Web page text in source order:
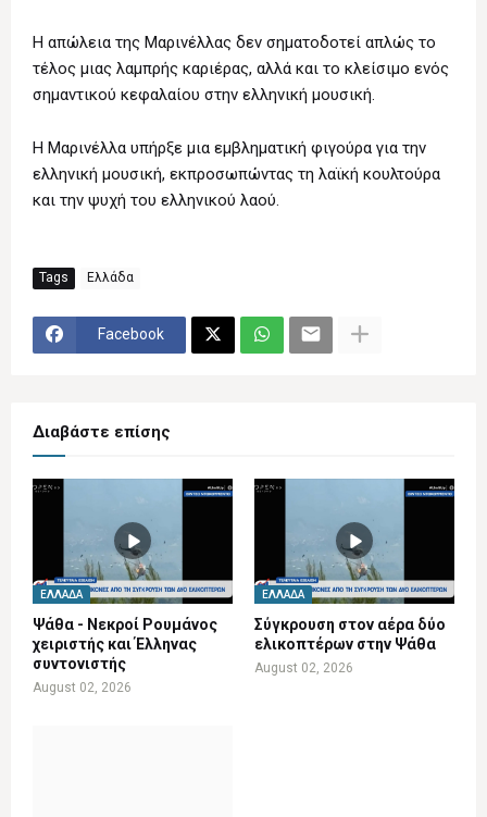
Η απώλεια της Μαρινέλλας δεν σηματοδοτεί απλώς το
τέλος μιας λαμπρής καριέρας, αλλά και το κλείσιμο ενός
σημαντικού κεφαλαίου στην ελληνική μουσική.
Η Μαρινέλλα υπήρξε μια εμβληματική φιγούρα για την
ελληνική μουσική, εκπροσωπώντας τη λαϊκή κουλτούρα
και την ψυχή του ελληνικού λαού.
Tags Ελλάδα
Facebook
Διαβάστε επίσης
ΕΛΛΆΔΑ
Ψάθα - Νεκροί Ρουμάνος
χειριστής και Έλληνας
συντονιστής
August 02, 2026
ΕΛΛΆΔΑ
Σύγκρουση στον αέρα δύο
ελικοπτέρων στην Ψάθα
August 02, 2026